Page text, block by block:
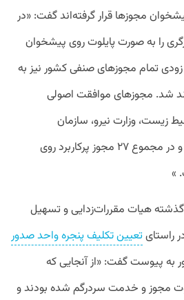
مجوزها قرار گرفته‌اند گفت: «در
را به صورت پایلوت روی پیشخوان
زودی تمام مجوزهای صنفی کشور نیز به
شد. مجوزهای موافقت اصولی
زیست، وزارت نیرو، سازمان
خصوصی‌سازی، سازمان آب و در مجموع ۲۷ مجوز پرکاربرد روی
»
گذشته هیات مقررات‌زدایی و تسهیل
راستایتعیین تکلیف پنجره واحد صدور
به پیوست گفت: «از آنجایی که
مجوز و خدمت سردرگم شده بودند و